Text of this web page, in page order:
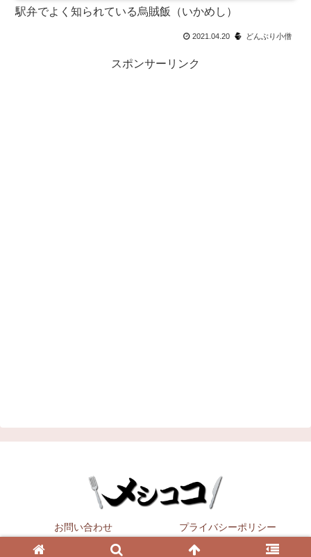
駅弁でよく知られている烏賊飯（いかめし）
2021.04.20 どんぶり小僧
スポンサーリンク
お問い合わせ プライバシーポリシー
Copyright © 2021 All Rights Reserved.